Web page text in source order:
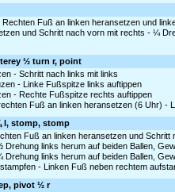
Fuß an linken heransetzen und
und Schritt nach vorn mit rechts - ¼
½ turn r, point
- Schritt nach links mit links
- Linke Fußspitze links auftippen
- Rechte Fußspitze rechts auftippen
Fuß an linken heransetzen (6 Uhr) -
l, stomp, stomp
Fuß an linken heransetzen und Schritt
links herum auf beiden Ballen,
links herum auf beiden Ballen,
- Linken Fuß neben rechtem
pivot ½ r